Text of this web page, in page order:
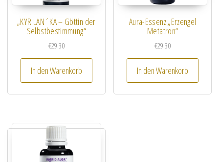
„KYRILAN´KA – Göttin der
Selbstbestimmung“
€29.30
In den Warenkorb
Aura-Essenz „Erzengel
Metatron“
€29.30
In den Warenkorb